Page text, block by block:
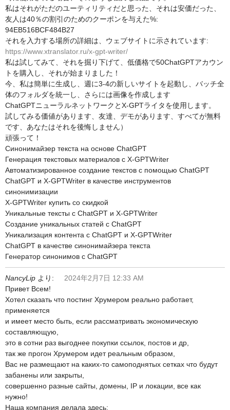
私はそれがただのユーティリティだと思った、それは安価だった、
友人は40％の割引のためのクーポンを与えた%:
94EB516BCF484B27
それを入力する場所の詳細は、ウェブサイトに示されています:
https://www.xtranslator.ru/x-gpt-writer/
私は試してみて、それを掘り下げて、低価格で50ChatGPTアカウン
トを購入し、それが始まりました！
今、私は簡単に生成し、週に3-4の新しいサイトを起動し、バッチ全
体のフォルダを統一し、さらには画像を作成します
ChatGPTニューラルネットワークとX-GPTライタを使用します。
試してみる価値があります、友達、デモがあります、すべてが無料
です、あなたはそれを後悔しません）
頑張って！
Синонимайзер текста на основе ChatGPT
Генерация текстовых материалов с X-GPTWriter
Автоматизированное создание текстов с помощью ChatGPT
ChatGPT и X-GPTWriter в качестве инструментов
синонимизации
X-GPTWriter купить со скидкой
Уникальные тексты с ChatGPT и X-GPTWriter
Создание уникальных статей с ChatGPT
Уникализация контента с ChatGPT и X-GPTWriter
ChatGPT в качестве синонимайзера текста
Генератор синонимов с ChatGPT
NancyLip より:
2024年2月7日 12:33 AM
Привет Всем!
Хотел сказать что постинг Хрумером реально работает,
применяется
и имеет место быть, если рассматривать экономическую
составляющую,
это в сотни раз выгоднее покупки ссылок, постов и др,
так же прогон Хрумером идет реальным образом,
Вас не размещают на каких-то самоподнятых сетках что будут
забанены или закрыты,
совершенно разные сайты, домены, IP и локации, все как
нужно!
Наша компания делала здесь: